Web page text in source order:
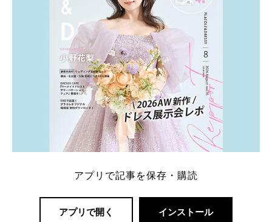
アプリで記事を保存・購読
アプリで開く インストール